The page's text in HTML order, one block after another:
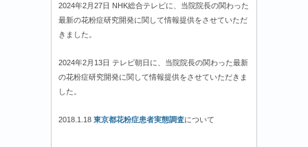
2024年2月27日 NHK総合テレビに、当院院長の関わった
最新の花粉症研究開発に関して情報提供をさせていただ
きました。
2024年2月13日 テレビ朝日に、当院院長の関わった最新
の花粉症研究開発に関して情報提供をさせていただきま
した。
2018.1.18 東京都花粉症患者実態調査について